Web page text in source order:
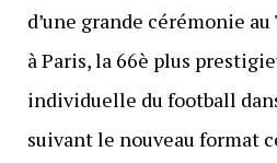
d’une grande cérémonie
à Paris, la 66è plus
individuelle du football
suivant le nouveau format